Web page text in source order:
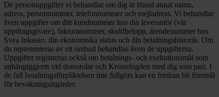
De personuppgifter vi behandlar om dig är bland annat namn,
adress, personnummer, telefonnummer och mejladress. Vi behandlar
även uppgifter om ditt kundnummer hos din leverantör (vår
uppdragsgivare), fakturanummer, skuldbelopp, ärendenummer hos
Svea Inkasso, din ekonomiska status och din betalningshistorik. Om
du representeras av ett ombud behandlas även de uppgifterna.
Uppgifter registreras också om betalnings- och exekutionsmål som
anhängiggjorts vid domstolar och Kronofogden med dig som part. I
de fall betalningsförpliktelsen inte fullgörs kan en fordran bli föremål
för bevakningsåtgärder.